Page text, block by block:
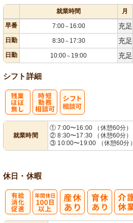
就業時間 月
早番
7:00～ 16:00 充足
日勤 8:30～ 17:30 充足
日勤 10:00～ 19:00 充足
シフト詳細
就業時間
① 7:00〜16:00 （休憩60分）
② 8:30〜17:30 （休憩60分）
③ 10:00〜19:00 （休憩60分）
休日・休暇